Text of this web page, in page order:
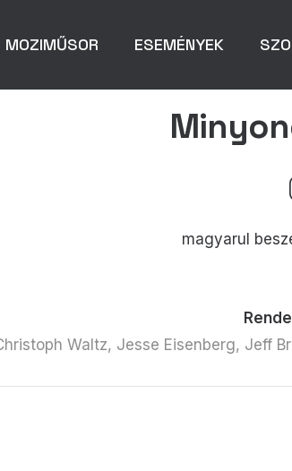
MOZIMŰSOR ESEMÉNYEK
magyarul
Waltz, Jesse Eisenberg, Jeff